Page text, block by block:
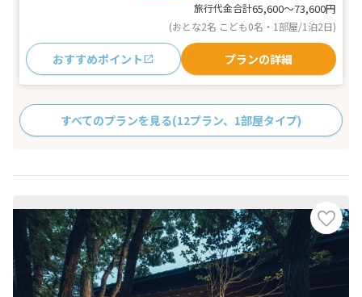
旅行代金合計65,600〜73,600円
(おとな2名 こども0名・1部屋/1泊2日)
おすすめポイント プランの詳細
すべてのプランを見る(12プラン、1部屋タイプ)